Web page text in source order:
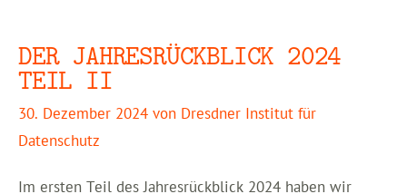
DER JAHRESRÜCKBLICK 2024
TEIL II
30. Dezember 2024 von Dresdner Institut für
Datenschutz
Im ersten Teil des Jahresrückblick 2024 haben wir